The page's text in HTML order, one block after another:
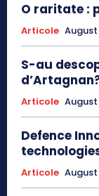
O raritate :
Articole August
S-au
Articole August
Defence
Articole August